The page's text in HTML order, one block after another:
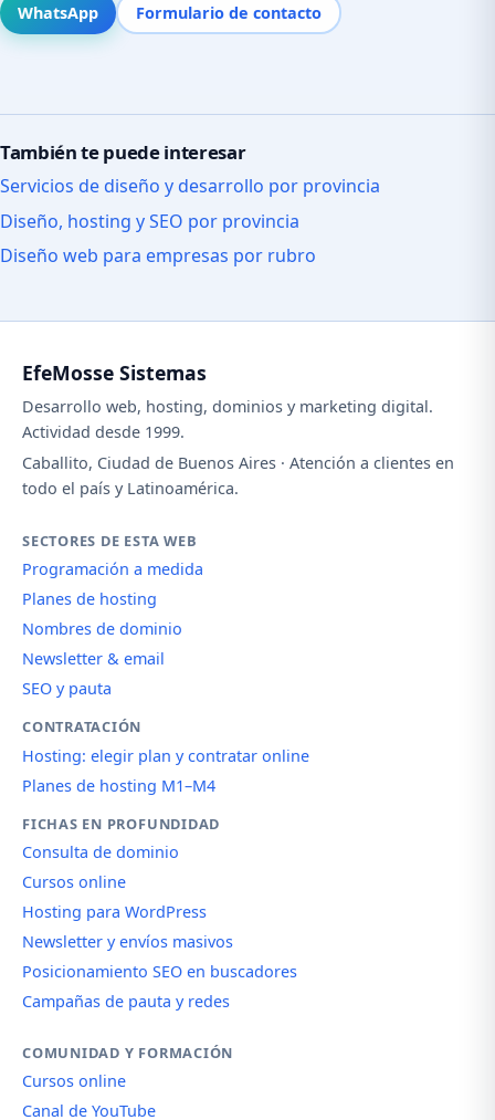
WhatsApp Formulario de contacto
También te puede interesar
Servicios de diseño y desarrollo por provincia
Diseño, hosting y SEO por provincia
Diseño web para empresas por rubro
EfeMosse Sistemas
Desarrollo web, hosting, dominios y marketing digital.
Actividad desde 1999.
Caballito, Ciudad de Buenos Aires · Atención a clientes en
todo el país y Latinoamérica.
SECTORES DE ESTA WEB
Programación a medida
Planes de hosting
Nombres de dominio
Newsletter & email
SEO y pauta
CONTRATACIÓN
Hosting: elegir plan y contratar online
Planes de hosting M1–M4
FICHAS EN PROFUNDIDAD
Consulta de dominio
Cursos online
Hosting para WordPress
Newsletter y envíos masivos
Posicionamiento SEO en buscadores
Campañas de pauta y redes
COMUNIDAD Y FORMACIÓN
Cursos online
Canal de YouTube